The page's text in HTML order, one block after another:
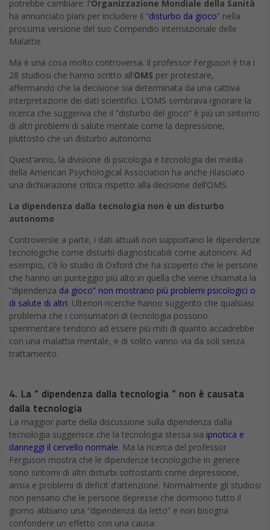
potrebbe cambiare: l‘Organizzazione Mondiale della Sanità
ha annunciato piani per includere il “disturbo da gioco” nella
prossima versione del suo Compendio internazionale delle
Malattie.
Ma è una cosa molto controversa. Il professor Ferguson è tra i
28 studiosi che hanno scritto all’OMS per protestare,
affermando che la decisione sia determinata da una cattiva
interpretazione dei dati scientifici. L’OMS sembrava ignorare la
ricerca che suggeriva che il “disturbo del gioco” è più un sintomo
di altri problemi di salute mentale come la depressione,
piuttosto che un disturbo autonomo.
Quest’anno, la divisione di psicologia e tecnologia dei media
della American Psychological Association ha anche rilasciato
una dichiarazione critica rispetto alla decisione dell’OMS.
La dipendenza dalla tecnologia non è un disturbo
autonomo
Controversie a parte, i dati attuali non supportano le dipendenze
tecnologiche come disturbi diagnosticabili come autonomi. Ad
esempio, c’è lo studio di Oxford che ha scoperto che le persone
che hanno un punteggio più alto in quella che viene chiamata la
“dipendenza da gioco” non mostrano più problemi psicologici o
di salute di altri. Ulteriori ricerche hanno suggerito che qualsiasi
problema che i consumatori di tecnologia possono
sperimentare tendono ad essere più miti di quanto accadrebbe
con una malattia mentale, e di solito vanno via da soli senza
trattamento.
4. La “ dipendenza dalla tecnologia ” non è causata
dalla tecnologia
La maggior parte della discussione sulla dipendenza dalla
tecnologia suggerisce che la tecnologia stessa sia ipnotica e
danneggi il cervello normale. Ma la ricerca del professor
Ferguson mostra che le dipendenze tecnologiche in genere
sono sintomi di altri disturbi sottostanti come depressione,
ansia e problemi di deficit d’attenzione. Normalmente gli studiosi
non pensano che le persone depresse che dormono tutto il
giorno abbiano una “dipendenza da letto” e non bisogna
confondere un effetto con una causa.